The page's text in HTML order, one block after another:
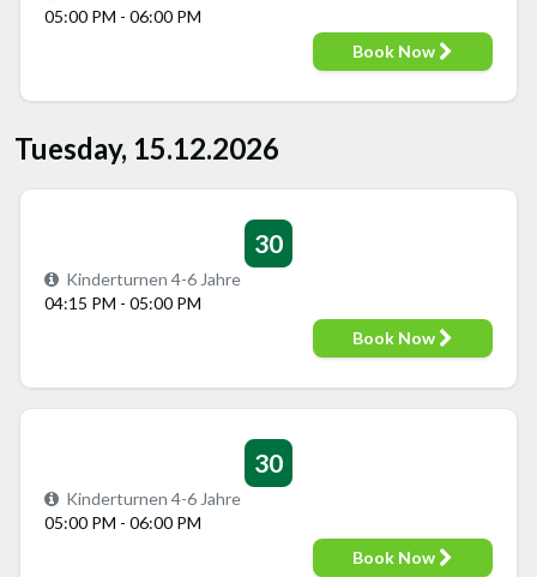
05:00 PM - 06:00 PM
Book Now
Tuesday, 15.12.2026
30
Kinderturnen 4-6 Jahre
04:15 PM - 05:00 PM
Book Now
30
Kinderturnen 4-6 Jahre
05:00 PM - 06:00 PM
Book Now